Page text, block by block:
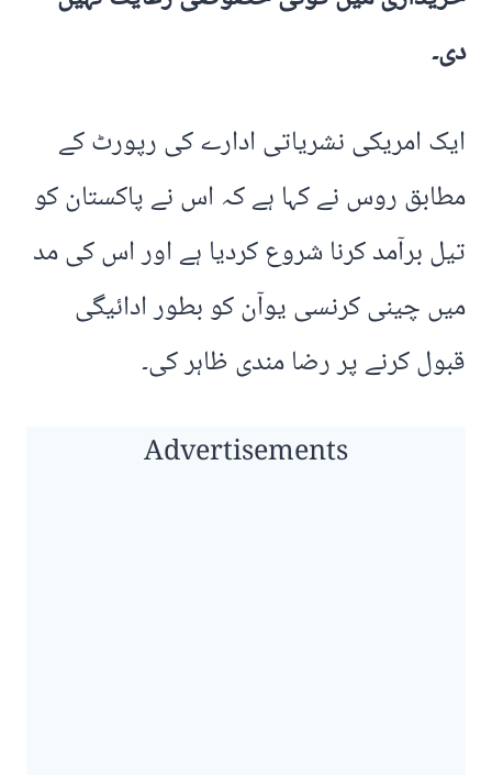
دی۔
ایک امریکی نشریاتی ادارے کی رپورٹ کے
مطابق روس نے کہا ہے کہ اس نے پاکستان کو
تیل برآمد کرنا شروع کردیا ہے اور اس کی مد
میں چینی کرنسی یوآن کو بطور ادائیگی
قبول کرنے پر رضا مندی ظاہر کی۔
Advertisements